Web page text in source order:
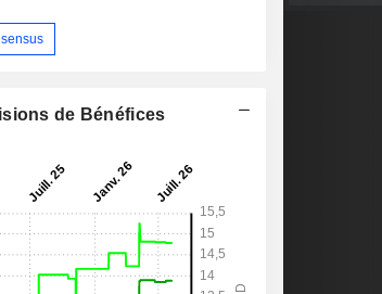
de Bénéfices